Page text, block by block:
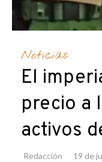
Noticias
El
precio a
activos
Redacción 19 de